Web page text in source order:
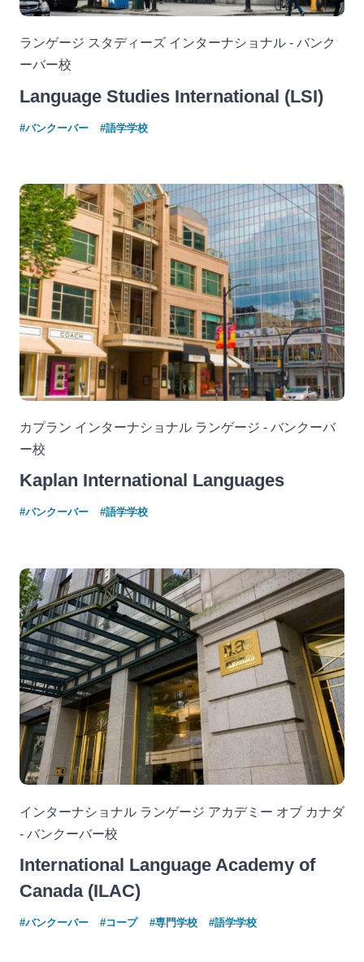
ランゲージ スタディーズ インターナショナル - バンク
ーバー校
Language Studies International (LSI)
#バンクーバー #語学学校
カプラン インターナショナル ランゲージ - バンクーバ
ー校
Kaplan International Languages
#バンクーバー #語学学校
インターナショナル ランゲージ アカデミー オブ カナダ
- バンクーバー校
International Language Academy of
Canada (ILAC)
#バンクーバー #コープ #専門学校 #語学学校